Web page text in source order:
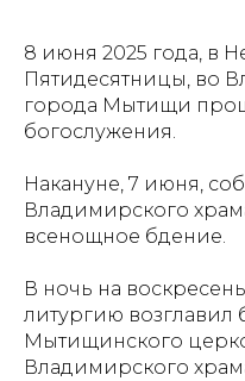
8 июня 2025 года, в
Пятидесятницы, во
города Мытищи
богослужения.
Накануне, 7 июня,
Владимирского
всенощное бдение.
В ночь на
литургию возглавил
Мытищинского
Владимирского